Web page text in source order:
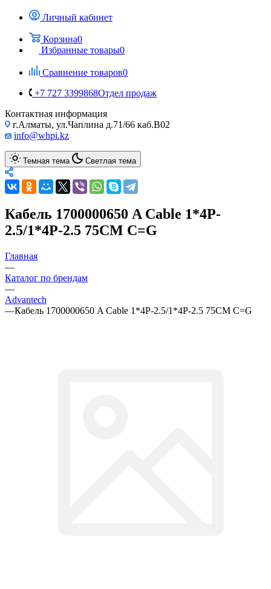
Личный кабинет
Корзина0
Избранные товары0
Сравнение товаров0
+7 727 3399868Отдел продаж
Контактная информация
г.Алматы, ул.Чаплина д.71/66 каб.B02
info@whpi.kz
Темная тема Светлая тема
Кабель 1700000650 A Cable 1*4P-
2.5/1*4P-2.5 75CM C=G
Главная
—
Каталог по брендам
—
Advantech
—Кабель 1700000650 A Cable 1*4P-2.5/1*4P-2.5 75CM C=G